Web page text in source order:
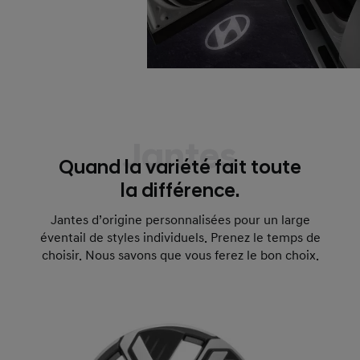
Jantes
Quand la variété fait toute
la différence.
Jantes d’origine personnalisées pour un large
éventail de styles individuels. Prenez le temps de
choisir. Nous savons que vous ferez le bon choix.